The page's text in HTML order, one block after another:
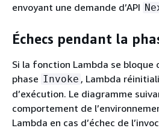
envoyant une demande d’API
Échecs pendant la
Si la fonction Lambda se bloque
phase Invoke , Lambda
d’exécution. Le diagramme
comportement de
Lambda en cas d’échec de